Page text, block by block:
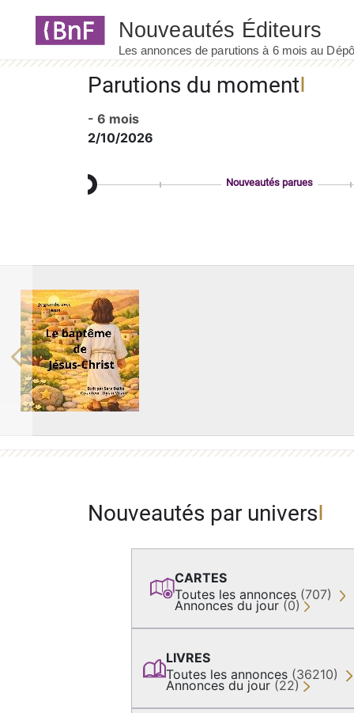
Parutions du moment
- 6 mois
2/10/2026
Nouveautés parues
Previous
Nouveautés par univers
CARTES
Toutes les annonces (707)
Annonces du jour (0)
LIVRES
Toutes les annonces (36210)
Annonces du jour (22)